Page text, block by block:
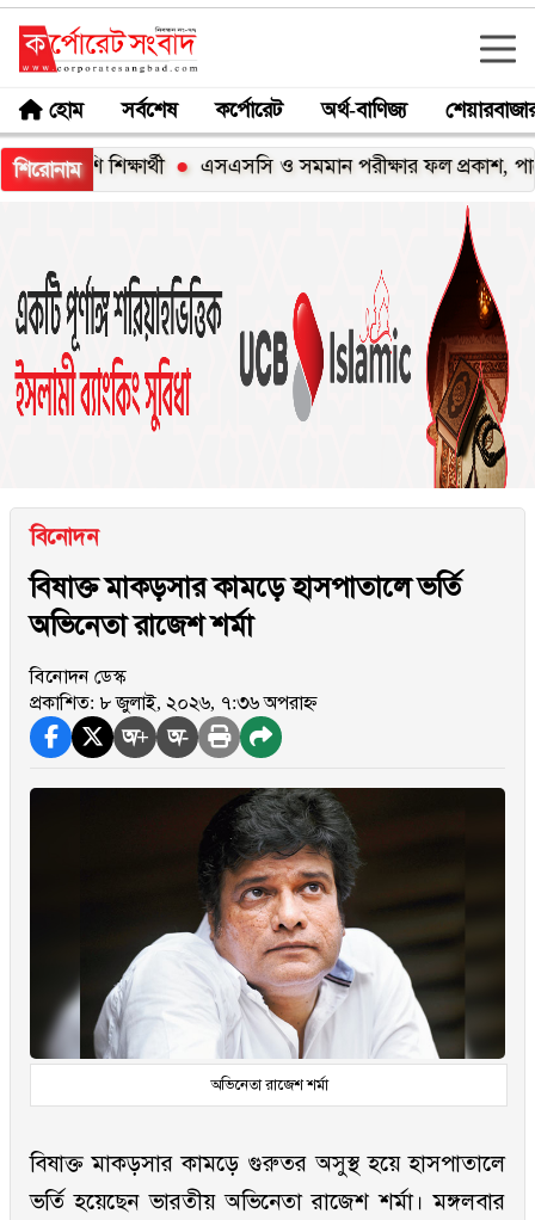
হোম সর্বশেষ কর্পোরেট অর্থ-বাণিজ্য
শিরোনাম
শিক্ষার্থী এসএসসি ও সমমান পরীক্ষার ফল প্রকাশ, পাসের
বিনোদন
বিষাক্ত মাকড়সার কামড়ে হাসপাতালে ভর্তি
অভিনেতা রাজেশ শর্মা
বিনোদন ডেস্ক
প্রকাশিত: ৮ জুলাই, ২০২৬, ৭:৩৬ অপরাহ্ন
অ+ অ-
অভিনেতা রাজেশ শর্মা
বিষাক্ত মাকড়সার কামড়ে গুরুতর অসুস্থ হয়ে হাসপাতালে
ভর্তি হয়েছেন ভারতীয় অভিনেতা রাজেশ শর্মা। মঙ্গলবার